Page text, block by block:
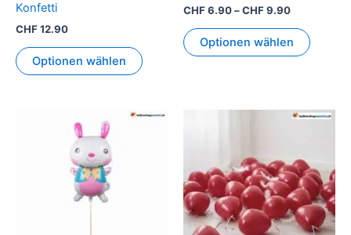
Konfetti
CHF12.90
Optionen wählen
CHF6.90–CHF9.90
Optionen wählen